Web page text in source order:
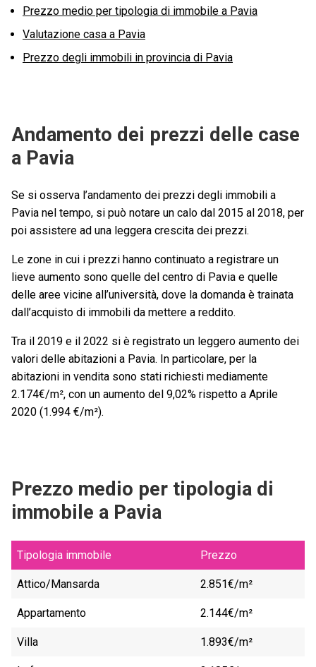
Prezzo medio per tipologia di immobile a Pavia
Valutazione casa a Pavia
Prezzo degli immobili in provincia di Pavia
Andamento dei prezzi delle case
a Pavia
Se si osserva l’andamento dei prezzi degli immobili a
Pavia nel tempo, si può notare un calo dal 2015 al 2018, per
poi assistere ad una leggera crescita dei prezzi.
Le zone in cui i prezzi hanno continuato a registrare un
lieve aumento sono quelle del centro di Pavia e quelle
delle aree vicine all’università, dove la domanda è trainata
dall’acquisto di immobili da mettere a reddito.
Tra il 2019 e il 2022 si è registrato un leggero aumento dei
valori delle abitazioni a Pavia. In particolare, per la
abitazioni in vendita sono stati richiesti mediamente
2.174€/m², con un aumento del 9,02% rispetto a Aprile
2020 (1.994 €/m²).
Prezzo medio per tipologia di
immobile a Pavia
Tipologia immobile Prezzo
Attico/Mansarda 2.851€/m²
Appartamento 2.144€/m²
Villa 1.893€/m²